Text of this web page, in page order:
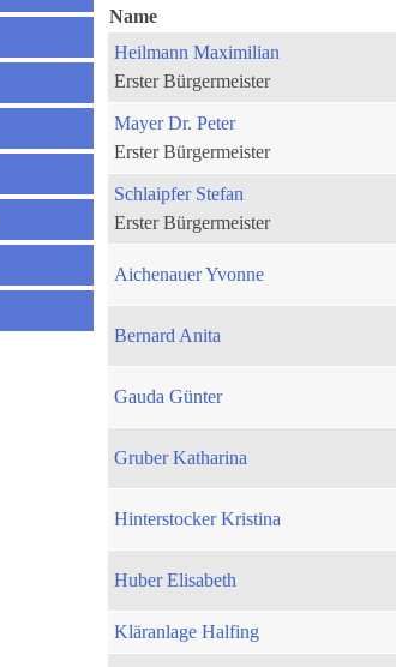
Name
Heilmann Maximilian
Erster Bürgermeister
Mayer Dr. Peter
Erster Bürgermeister
Schlaipfer Stefan
Erster Bürgermeister
Aichenauer Yvonne
Bernard Anita
Gauda Günter
Gruber Katharina
Hinterstocker Kristina
Huber Elisabeth
Kläranlage Halfing